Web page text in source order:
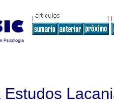
Estudos